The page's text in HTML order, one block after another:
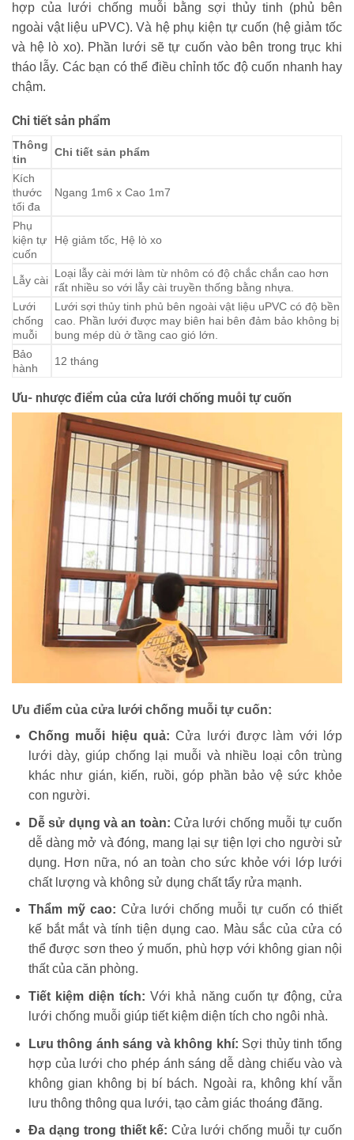
hợp của lưới chống muỗi bằng sợi thủy tinh (phủ bên
ngoài vật liệu uPVC). Và hệ phụ kiện tự cuốn (hệ giảm tốc
và hệ lò xo). Phần lưới sẽ tự cuốn vào bên trong trục khi
tháo lẫy. Các bạn có thể điều chỉnh tốc độ cuốn nhanh hay
chậm.
Chi tiết sản phẩm
Thông
tin
Chi tiết sản phẩm
Kích
thước
tối đa
Ngang 1m6 x Cao 1m7
Phụ
kiện tự
cuốn
Hệ giảm tốc, Hệ lò xo
Lẫy cài
Loại lẫy cài mới làm từ nhôm có độ chắc chắn cao hơn
rất nhiều so với lẫy cài truyền thống bằng nhựa.
Lưới
chống
muỗi
Lưới sợi thủy tinh phủ bên ngoài vật liệu uPVC có độ bền
cao. Phần lưới được may biên hai bên đảm bảo không bị
bung mép dù ở tầng cao gió lớn.
Bảo
hành
12 tháng
Ưu- nhược điểm của cửa lưới chống muỗi tự cuốn
Ưu điểm của cửa lưới chống muỗi tự cuốn:
Chống muỗi hiệu quả: Cửa lưới được làm với lớp
lưới dày, giúp chống lại muỗi và nhiều loại côn trùng
khác như gián, kiến, ruồi, góp phần bảo vệ sức khỏe
con người.
Dễ sử dụng và an toàn: Cửa lưới chống muỗi tự cuốn
dễ dàng mở và đóng, mang lại sự tiện lợi cho người sử
dụng. Hơn nữa, nó an toàn cho sức khỏe với lớp lưới
chất lượng và không sử dụng chất tẩy rửa mạnh.
Thẩm mỹ cao: Cửa lưới chống muỗi tự cuốn có thiết
kế bắt mắt và tính tiện dụng cao. Màu sắc của cửa có
thể được sơn theo ý muốn, phù hợp với không gian nội
thất của căn phòng.
Tiết kiệm diện tích: Với khả năng cuốn tự động, cửa
lưới chống muỗi giúp tiết kiệm diện tích cho ngôi nhà.
Lưu thông ánh sáng và không khí: Sợi thủy tinh tổng
hợp của lưới cho phép ánh sáng dễ dàng chiếu vào và
không gian không bị bí bách. Ngoài ra, không khí vẫn
lưu thông thông qua lưới, tạo cảm giác thoáng đãng.
Đa dạng trong thiết kế: Cửa lưới chống muỗi tự cuốn